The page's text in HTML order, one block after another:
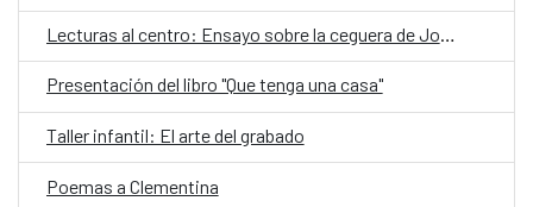
Presentación del libro "Que tenga una casa"
Taller infantil: El arte del grabado
Poemas a Clementina